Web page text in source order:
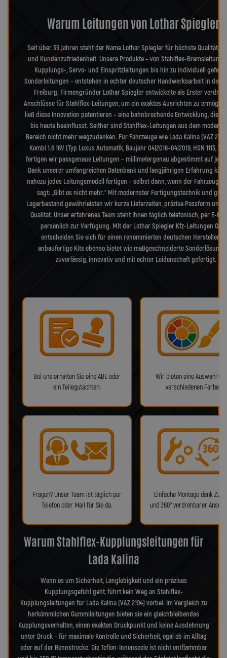
Warum Leitungen von Lothar Spiegler?
Seit über 35 Jahren steht der Name Lothar Spiegler für höchste Qualität,
und Kundenzufriedenheit. Unsere Produkte – von Stahlflex-
Kupplungs-, Servo- und Einspritzleitungen bis hin zu individuell
Sonderleitungen – entstehen in echter deutscher Handwerksarbeit in der
Freiburg. Firmengründer Lothar Spiegler entwickelte als Erster
Anschlüsse für Stahlflex-Leitungen, um ein exaktes Ausrichten zu
ließ diese Innovation patentieren – eine bahnbrechende Entwicklung, die
bis heute beeinflusst. Seither sind Stahlflex-Leitungen aus dem
Bereich nicht mehr wegzudenken. Für Fahrzeuge wie Lada Kalina (VAZ
Kombi 1.6 16V (Typ Luxus Automatik, Baujahr 04|2016–04|2019, HSN 1113,
fertigen wir passgenaue Leitungen – millimetergenau abgestimmt auf
Dank unserer umfangreichen Datenbank und langjährigen Erfahrung
nahezu jedes Leitungsmodell fertigen – selbst dann, wenn der
sagt: „Gibt es nicht mehr.“ Mit modernster Fertigungstechnik und
Lagerbestand gewährleisten wir kurze Lieferzeiten, präzise Passform und
Qualität. Unser erfahrenes Team steht Ihnen täglich telefonisch, per E-
persönlich zur Verfügung. Mit der Lothar Spiegler Kfz-Leitungen
entscheiden Sie sich für einen renommierten deutschen Hersteller,
anbaufertige Kits ebenso bietet wie maßgeschneiderte
zuverlässig, innovativ und mit echter Leidenschaft gefertigt.
Bei uns erhalten Sie eine ABE oder
ein Teilegutachten!
Wir bieten eine Auswahl
verschiedenen Farben!
Fragen? Unser Team ist täglich per
Telefon oder Mail für Sie da.
Einfache Montage dank
und 360° verdrehbarer
Warum Stahlflex-Kupplungsleitungen für
Lada Kalina
Wenn es um Sicherheit, Langlebigkeit und ein präzises
Kupplungsgefühl geht, führt kein Weg an Stahlflex-
Kupplungsleitungen für Lada Kalina (VAZ 2194) vorbei. Im Vergleich zu
herkömmlichen Gummileitungen bieten sie ein gleichbleibendes
Kupplungsverhalten, einen exakten Druckpunkt und keine Ausdehnung
unter Druck – für maximale Kontrolle und Sicherheit, egal ob im Alltag
oder auf der Rennstrecke. Die Teflon-Innenseele ist nicht entflammbar